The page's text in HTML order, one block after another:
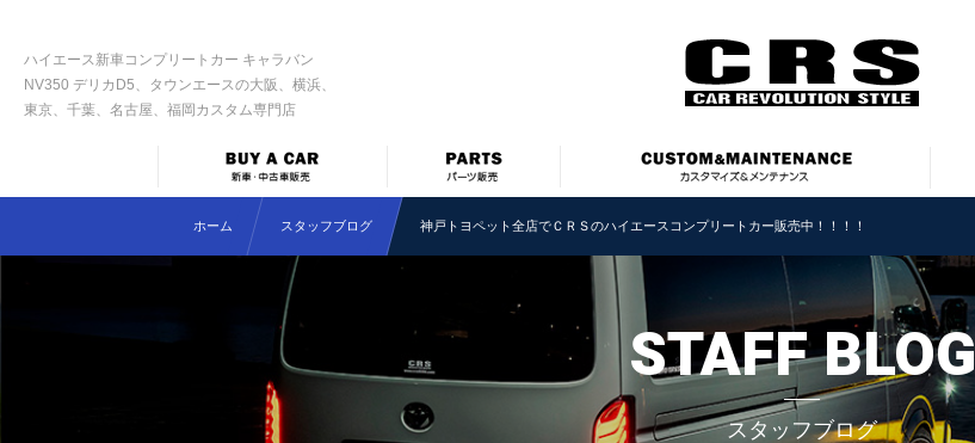
ハイエース新車コンプリートカー キャラバン
NV350 デリカD5、タウンエースの大阪、横浜、
東京、千葉、名古屋、福岡カスタム専門店
ホーム スタッフブログ 神戸トヨペット全店でＣＲＳのハイエースコンプリートカー販売中！！！！
STAFF BLOG
スタッフブログ